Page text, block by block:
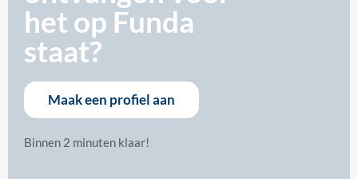
het op Funda
staat?
Maak een profiel aan
Binnen 2 minuten klaar!